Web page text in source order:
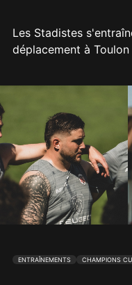
Les Stadistes
déplacement à
ENTRAÎNEMENTS CHAMPIONS